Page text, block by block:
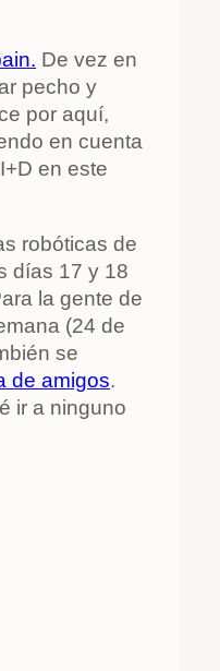
De vez en
pecho y
por aquí,
en cuenta
en este
robóticas de
días 17 y 18
la gente de
(24 de
se
de amigos.
ir a ninguno